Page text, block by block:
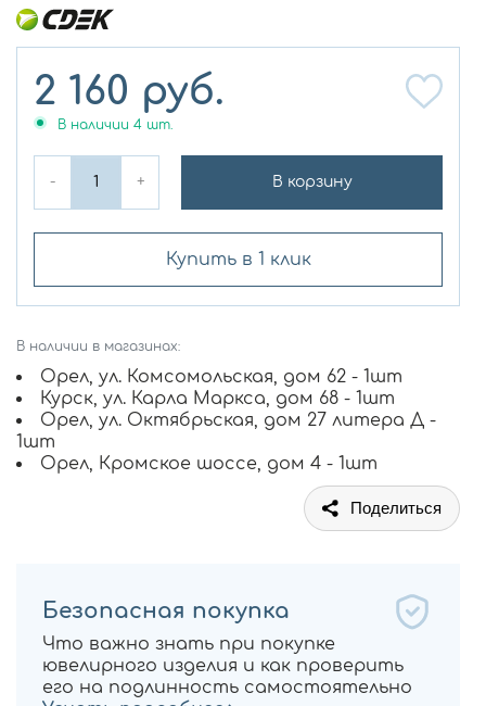
2 160 руб.
В наличии 4 шт.
- + В корзину
Купить в 1 клик
В наличии в магазинах:
Орел, ул. Комсомольская, дом 62 - 1шт
Курск, ул. Карла Маркса, дом 68 - 1шт
Орел, ул. Октябрьская, дом 27 литера Д -
1шт
Орел, Кромское шоссе, дом 4 - 1шт
Поделиться
Безопасная покупка
Что важно знать при покупке
ювелирного изделия и как проверить
его на подлинность самостоятельно